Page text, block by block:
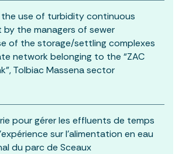
use of turbidity continuous
by the managers of sewer
of the storage/settling complexes
network belonging to the “ZAC
Tolbiac Massena sector
pour gérer les effluents de temps
sur l’alimentation en eau
du parc de Sceaux